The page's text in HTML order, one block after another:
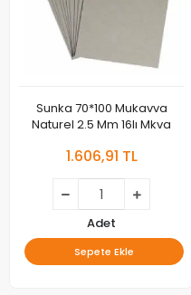
Sunka 70*100 Mukavva
Naturel 2.5 Mm 16lı Mkva
1.606,91 TL
Adet
Sepete Ekle